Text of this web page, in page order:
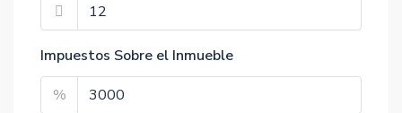
Impuestos Sobre el Inmueble
%